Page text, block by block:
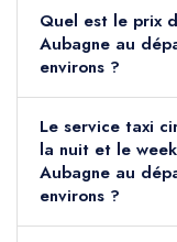
Quel est le prix
Aubagne au
environs ?
Le service taxi
la nuit et le
Aubagne au
environs ?